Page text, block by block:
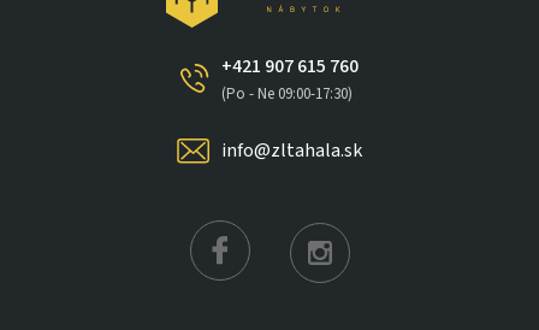
+421 907 615 760
(Po - Ne 09:00-17:30)
info@zltahala.sk